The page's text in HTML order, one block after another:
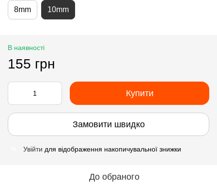
8mm 10mm
В наявності
155 грн
Купити
Замовити швидко
Увійти для відображення накопичувальної знижки
До обраного